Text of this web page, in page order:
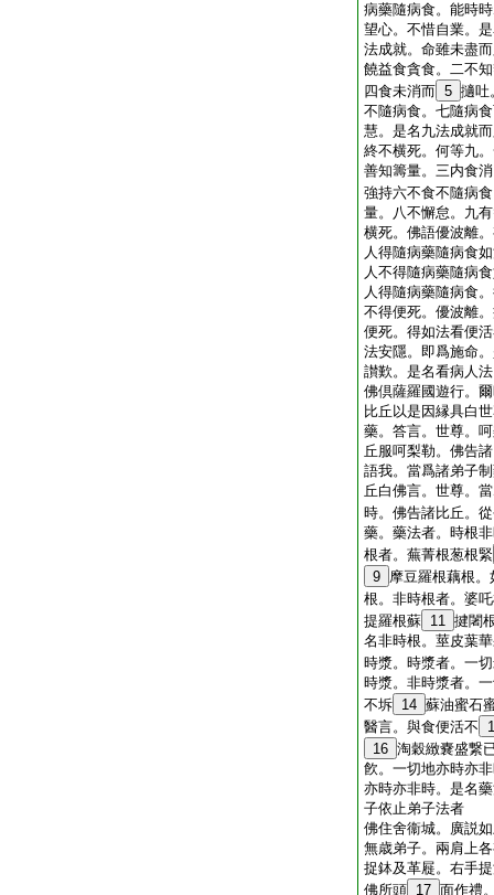
病藥隨病食。能時
望心。不惜自業。
法成就。命雖未盡
饒益食貪食。二不
四食未消而 5 擿吐
不隨病食。七隨病
慧。是名九法成就
終不横死。何等九
善知籌量。三内食
強持六不食不隨病
量。八不懈怠。九
横死。佛語優波離
人得隨病藥隨病食
人不得隨病藥隨病
人得隨病藥隨病食
不得便死。優波離
便死。得如法看便
法安隱。即爲施命
讃歎。是名看病人
佛倶薩羅國遊行。
比丘以是因縁具白
藥。答言。世尊。
丘服呵梨勒。佛告
語我。當爲諸弟子
丘白佛言。世尊。
時。佛告諸比丘。
藥。藥法者。時根
根者。蕪菁根葱根緊
9 摩豆羅根藕根
根。非時根者。婆
提羅根蘇 11 揵闍
名非時根。莖皮葉
時漿。時漿者。一
時漿。非時漿者。
不坼 14 蘇油蜜石
醫言。與食便活不
16 淘穀緻嚢盛繋
飮。一切地亦時亦
亦時亦非時。是名
子依止弟子法者
佛住舍衞城。廣説
無歳弟子。兩肩上
捉鉢及革屣。右手
佛所頭 17 面作禮